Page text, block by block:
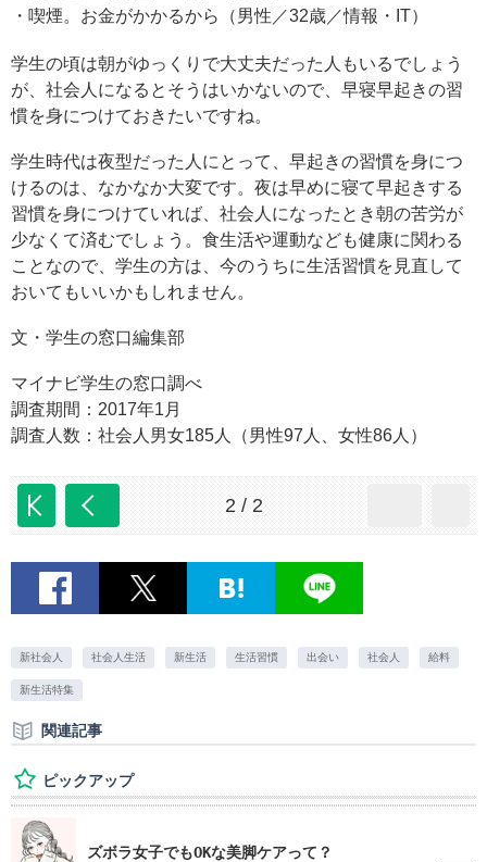
・喫煙。お金がかかるから（男性／32歳／情報・IT）
学生の頃は朝がゆっくりで大丈夫だった人もいるでしょう
が、社会人になるとそうはいかないので、早寝早起きの習
慣を身につけておきたいですね。
学生時代は夜型だった人にとって、早起きの習慣を身につ
けるのは、なかなか大変です。夜は早めに寝て早起きする
習慣を身につけていれば、社会人になったとき朝の苦労が
少なくて済むでしょう。食生活や運動なども健康に関わる
ことなので、学生の方は、今のうちに生活習慣を見直して
おいてもいいかもしれません。
文・学生の窓口編集部
マイナビ学生の窓口調べ
調査期間：2017年1月
調査人数：社会人男女185人（男性97人、女性86人）
2 / 2
新社会人 社会人生活 新生活 生活習慣 出会い 社会人 給料
新生活特集
関連記事
ピックアップ
ズボラ女子でもOKな美脚ケアって？